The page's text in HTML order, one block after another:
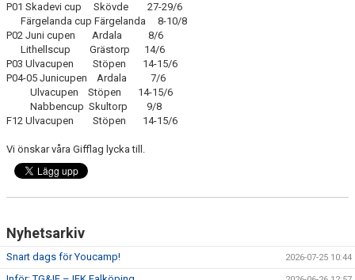
CUPER ARBETSBESKRIVNING
PLANSCHEMA
P01 Skadevi cup Skövde 27-29/6
Färgelanda cup Färgelanda 8-10/8
P02 Juni cupen Ardala 8/6
Lithellscup Grästorp 14/6
P03 Ulvacupen Stöpen 14-15/6
P04-05 Junicupen Ardala 7/6
Ulvacupen Stöpen 14-15/6
Nabbencup Skultorp 9/8
F12 Ulvacupen Stöpen 14-15/6
Vi önskar våra Gifflag lycka till.
Nyhetsarkiv
Snart dags för Youcamp! 2026-07-25 10:44